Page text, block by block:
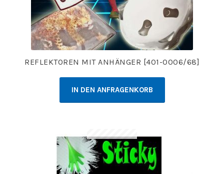
REFLEKTOREN MIT ANHÄNGER [401-0006/68]
IN DEN ANFRAGENKORB